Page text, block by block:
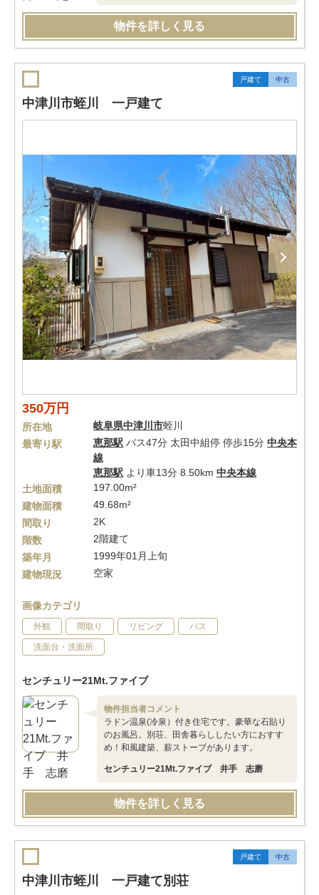
物件を詳しく見る
戸建て 中古
中津川市蛭川 一戸建て
350万円
所在地 岐阜県中津川市蛭川
最寄り駅
恵那駅 バス47分 太田中組停 停歩15分 中央本
線
恵那駅 より車13分 8.50km 中央本線
土地面積
197.00m²
建物面積
49.68m²
間取り
2K
階数
2階建て
築年月
1999年01月上旬
建物現況
空家
画像カテゴリ
外観 間取り リビング バス
洗面台・洗面所
センチュリー21Mt.ファイブ
物件担当者コメント
ラドン温泉(冷泉）付き住宅です。豪華な石貼り
のお風呂。別荘、田舎暮らししたい方におすす
め！和風建築、薪ストーブがあります。
センチュリー21Mt.ファイブ 井手 志磨
物件を詳しく見る
戸建て 中古
中津川市蛭川 一戸建て別荘